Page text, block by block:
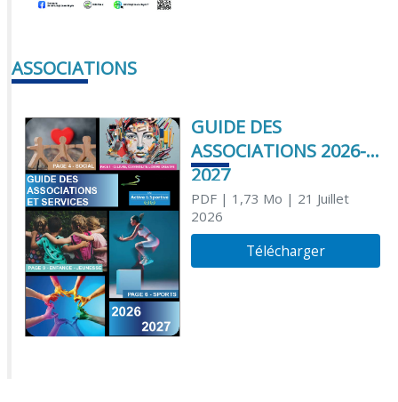
ASSOCIATIONS
GUIDE DES
ASSOCIATIONS 2026-
2027
PDF| 1,73 Mo | 21 Juillet
2026
Télécharger